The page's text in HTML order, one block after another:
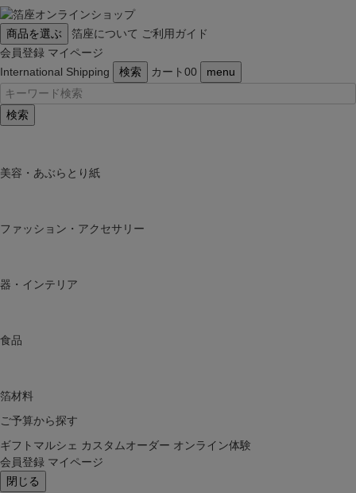
商品を選ぶ 箔座について ご利用ガイド
会員登録 マイページ
International Shipping
検索 カート00 menu
検索
美容・あぶらとり紙
ファッション・アクセサリー
器・インテリア
食品
箔材料
ご予算から探す
ギフトマルシェ カスタムオーダー オンライン体験
会員登録 マイページ
閉じる